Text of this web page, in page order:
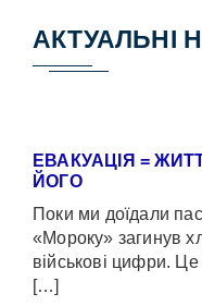
АКТУАЛЬНІ
ЕВАКУАЦІЯ =
ЙОГО
Поки ми доїдали
«Мороку» загинув
військові цифри.
[…]